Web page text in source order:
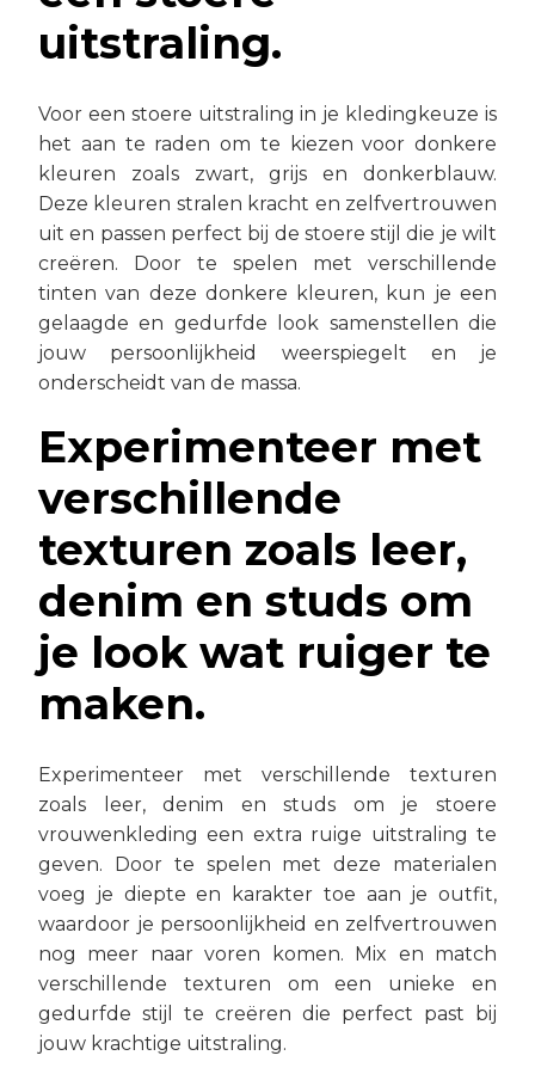
uitstraling.
Voor een stoere uitstraling in je kledingkeuze is
het aan te raden om te kiezen voor donkere
kleuren zoals zwart, grijs en donkerblauw.
Deze kleuren stralen kracht en zelfvertrouwen
uit en passen perfect bij de stoere stijl die je wilt
creëren. Door te spelen met verschillende
tinten van deze donkere kleuren, kun je een
gelaagde en gedurfde look samenstellen die
jouw persoonlijkheid weerspiegelt en je
onderscheidt van de massa.
Experimenteer met
verschillende
texturen zoals leer,
denim en studs om
je look wat ruiger te
maken.
Experimenteer met verschillende texturen
zoals leer, denim en studs om je stoere
vrouwenkleding een extra ruige uitstraling te
geven. Door te spelen met deze materialen
voeg je diepte en karakter toe aan je outfit,
waardoor je persoonlijkheid en zelfvertrouwen
nog meer naar voren komen. Mix en match
verschillende texturen om een unieke en
gedurfde stijl te creëren die perfect past bij
jouw krachtige uitstraling.